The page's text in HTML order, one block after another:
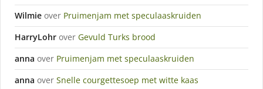
Wilmie over Pruimenjam met speculaaskruiden
HarryLohr over Gevuld Turks brood
anna over Pruimenjam met speculaaskruiden
anna over Snelle courgettesoep met witte kaas